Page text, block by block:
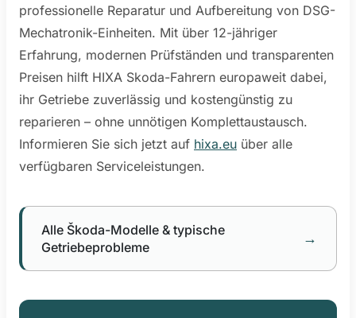
professionelle Reparatur und Aufbereitung von DSG-
Mechatronik-Einheiten. Mit über 12-jähriger
Erfahrung, modernen Prüfständen und transparenten
Preisen hilft HIXA Skoda-Fahrern europaweit dabei,
ihr Getriebe zuverlässig und kostengünstig zu
reparieren – ohne unnötigen Komplettaustausch.
Informieren Sie sich jetzt auf hixa.eu über alle
verfügbaren Serviceleistungen.
Alle Škoda-Modelle & typische
Getriebeprobleme
→